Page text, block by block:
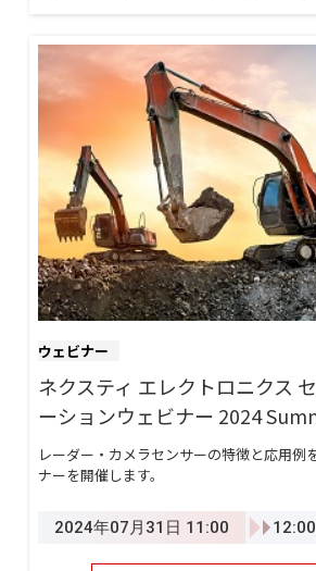
ウェビナー
ネクスティ エレクトロニクス
ーションウェビナー 2024
レーダー・カメラセンサーの特徴と応用例
ナーを開催します。
2024年07月31日 11:00 12:00